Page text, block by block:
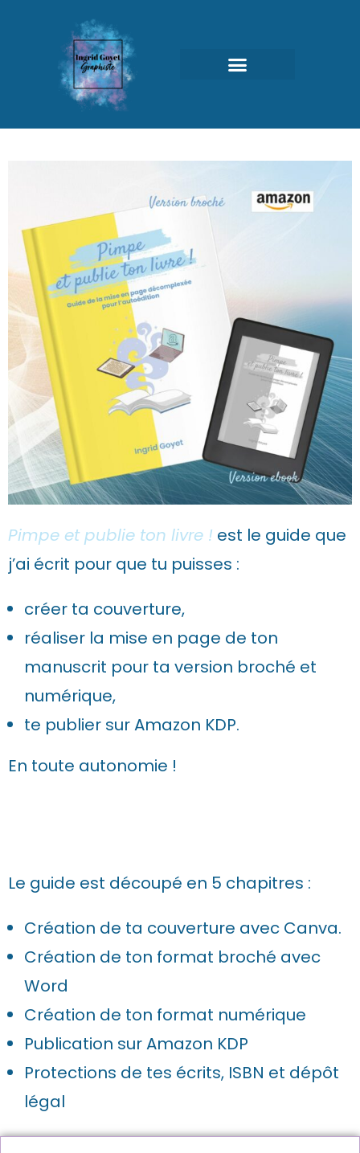
Pimpe et publie ton livre ! est le guide que
j’ai écrit pour que tu puisses :
créer ta couverture,
réaliser la mise en page de ton
manuscrit pour ta version broché et
numérique,
te publier sur Amazon KDP.
En toute autonomie !
Le guide est découpé en 5 chapitres :
Création de ta couverture avec Canva.
Création de ton format broché avec
Word
Création de ton format numérique
Publication sur Amazon KDP
Protections de tes écrits, ISBN et dépôt
légal